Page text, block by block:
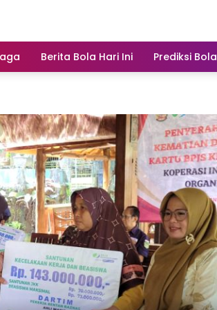
Berita Bola Hari Ini Prediksi Bola